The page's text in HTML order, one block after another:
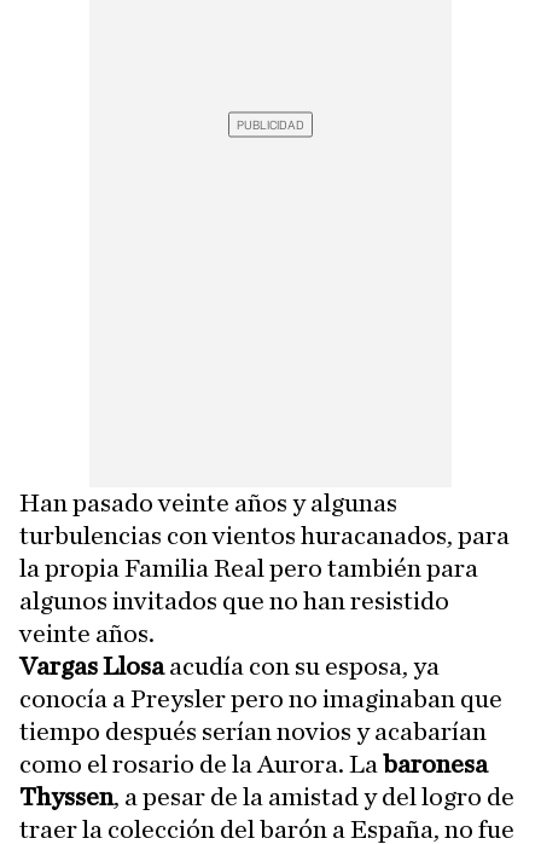
Han pasado veinte años y algunas
turbulencias con vientos huracanados, para
la propia Familia Real pero también para
algunos invitados que no han resistido
veinte años.
Vargas Llosaacudía con su esposa, ya
conocía a Preysler pero no imaginaban que
tiempo después serían novios y acabarían
como el rosario de la Aurora. La baronesa
Thyssen, a pesar de la amistad y del logro de
traer la colección del barón a España, no fue